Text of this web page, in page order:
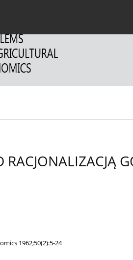
1962;50(2):5-24